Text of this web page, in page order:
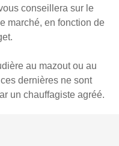
conseillera sur le
marché, en fonction de
au mazout ou au
dernières ne sont
un chauffagiste agréé.